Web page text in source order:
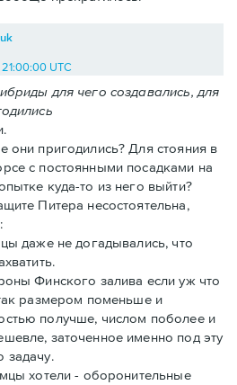
UTC
для чего создавались, для
они пригодились? Для стояния в
с постоянными посадками на
куда-то из него выйти?
Питера несостоятельна,
даже не догадывались, что
Финского залива если уж что
размером поменьше и
получше, числом поболее и
заточенное именно под эту
задачу.
хотели - оборонительные